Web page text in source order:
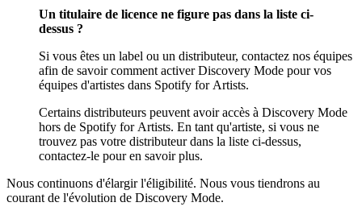
Un titulaire de licence ne figure pas dans la liste ci-
dessus ?
Si vous êtes un label ou un distributeur, contactez nos équipes
afin de savoir comment activer Discovery Mode pour vos
équipes d'artistes dans Spotify for Artists.
Certains distributeurs peuvent avoir accès à Discovery Mode
hors de Spotify for Artists. En tant qu'artiste, si vous ne
trouvez pas votre distributeur dans la liste ci-dessus,
contactez-le pour en savoir plus.
Nous continuons d'élargir l'éligibilité. Nous vous tiendrons au
courant de l'évolution de Discovery Mode.